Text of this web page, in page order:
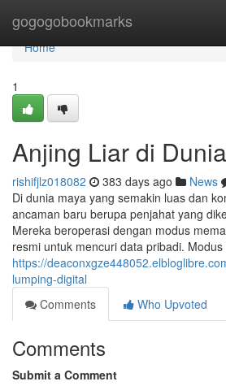
gogogobookmarks
Home
Home
1
Anjing Liar di
rishifjlz018082 383 days ago News
Di dunia maya yang semakin luas dan
ancaman baru berupa penjahat yang
Mereka beroperasi dengan modus
resmi untuk mencuri data pribadi. Modus
https://
lumping-digital
Comments
Who Upvoted
Comments
Submit a Comment